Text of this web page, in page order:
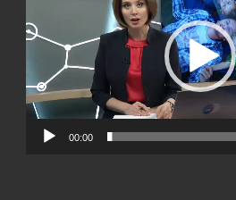
00:00